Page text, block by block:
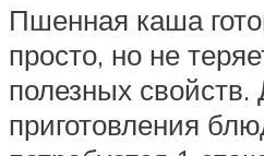
Пшенная каша
просто, но не
полезных свойств.
приготовления